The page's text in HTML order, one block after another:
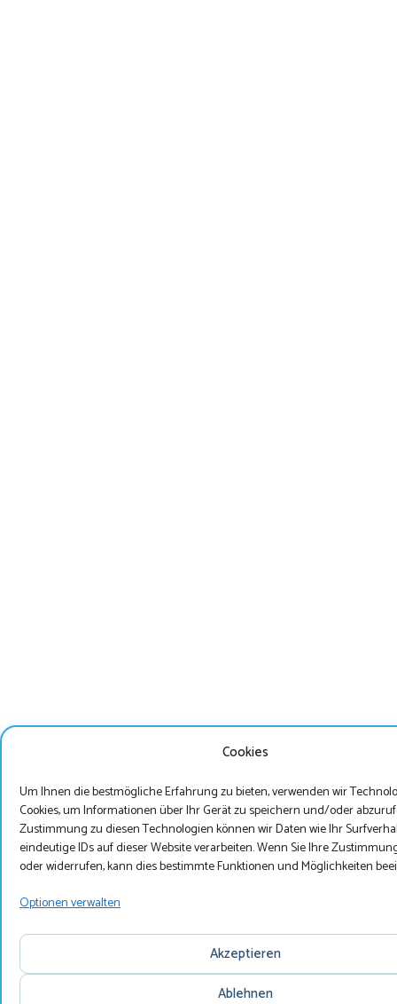
Cookies
Um Ihnen die bestmögliche Erfahrung zu bieten, verwenden wir
Cookies, um Informationen über Ihr Gerät zu speichern und/oder
Zustimmung zu diesen Technologien können wir Daten wie Ihr
eindeutige IDs auf dieser Website verarbeiten. Wenn Sie Ihre
oder widerrufen, kann dies bestimmte Funktionen und Möglichkeiten
Optionen verwalten
Akzeptieren
Ablehnen